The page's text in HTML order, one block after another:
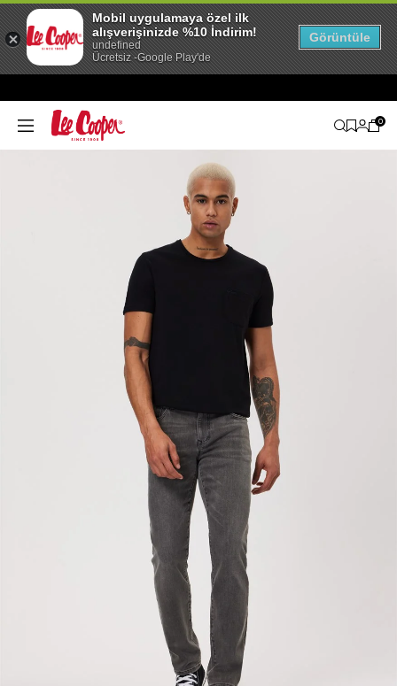
0
Mobil uygulamaya özel ilk
alışverişinizde %10 İndirim!
undefined
Ücretsiz -Google Play'de
Görüntüle